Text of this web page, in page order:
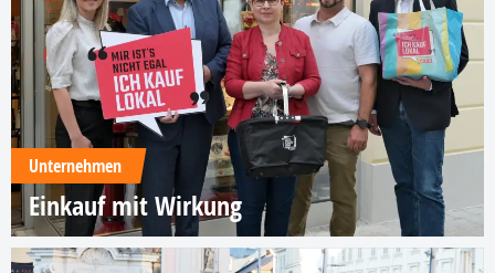
Unternehmen
Einkauf mit Wirkung